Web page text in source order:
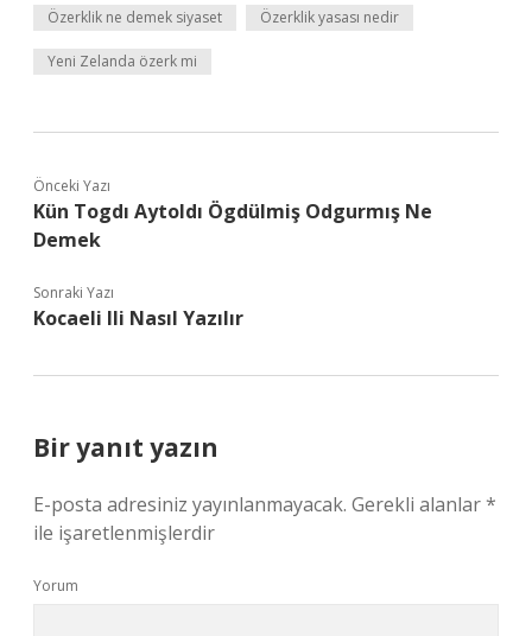
Özerklik ne demek siyaset Özerklik yasası nedir
Yeni Zelanda özerk mi
Önceki Yazı
Kün Togdı Aytoldı Ögdülmiş Odgurmış Ne
Demek
Sonraki Yazı
Kocaeli Ili Nasıl Yazılır
Bir yanıt yazın
E-posta adresiniz yayınlanmayacak. Gerekli alanlar*
ile işaretlenmişlerdir
Yorum